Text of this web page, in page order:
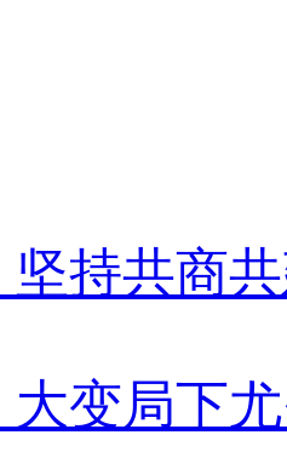
持共商
大变局下